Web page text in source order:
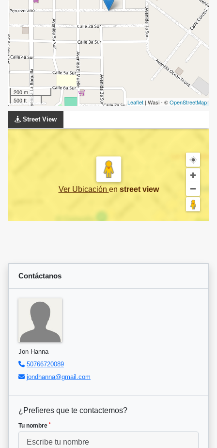
200 m
500 ft
Leaflet | Wasi - ©OpenStreetMap
Street View
Ver Ubicación en street view
Contáctanos
Jon Hanna
50766720089
jondhanna@gmail.com
¿Prefieres que te contactemos?
Tu nombre *